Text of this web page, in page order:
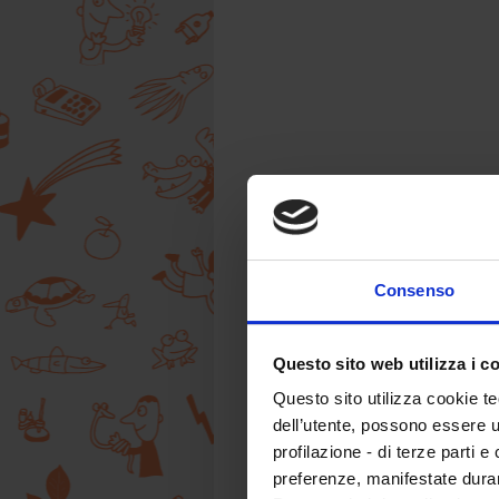
Consenso
Questo sito web utilizza i
Questo sito utilizza cookie
dell’utente, possono
profilazione - di terze parti e
preferenze, manifestate